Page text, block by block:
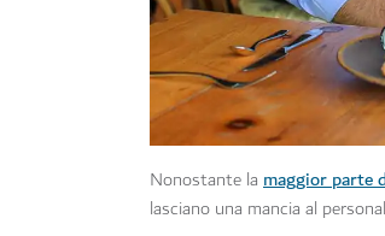
Nonostante la maggior parte
lasciano una mancia al